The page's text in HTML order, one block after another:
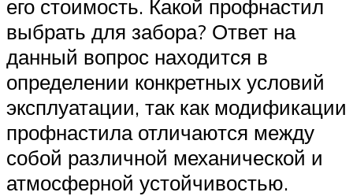
его стоимость. Какой профнастил
выбрать для забора? Ответ на
данный вопрос находится в
определении конкретных условий
эксплуатации, так как модификации
профнастила отличаются между
собой различной механической и
атмосферной устойчивостью.